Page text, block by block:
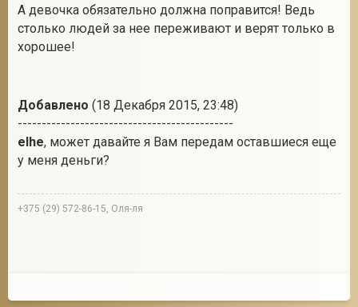
А девочка обязательно должна поправится! Ведь
столько людей за нее переживают и верят только в
хорошее!
Добавлено (18 Декабря 2015, 23:48)
---------------------------------------------
elhe, может давайте я Вам передам оставшиеся еще
у меня деньги?
+375 (29) 572-86-15, Оля-ля